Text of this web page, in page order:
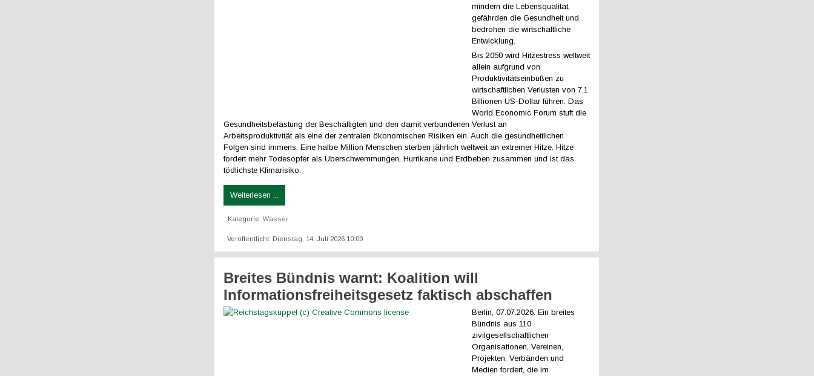
mindern die Lebensqualität,
gefährden die Gesundheit und
bedrohen die wirtschaftliche
Entwicklung.
Bis 2050 wird Hitzestress weltweit
allein aufgrund von
Produktivitätseinbußen zu
wirtschaftlichen Verlusten von 7,1
Billionen US-Dollar führen. Das
World Economic Forum stuft die
Gesundheitsbelastung der Beschäftigten und den damit verbundenen Verlust an
Arbeitsproduktivität als eine der zentralen ökonomischen Risiken ein. Auch die gesundheitlichen
Folgen sind immens. Eine halbe Million Menschen sterben jährlich weltweit an extremer Hitze. Hitze
fordert mehr Todesopfer als Überschwemmungen, Hurrikane und Erdbeben zusammen und ist das
tödlichste Klimarisiko.
Weiterlesen ...
Kategorie:Wasser
Veröffentlicht: Dienstag, 14. Juli 2026 10:00
Breites Bündnis warnt: Koalition will
Informationsfreiheitsgesetz faktisch abschaffen
Berlin, 07.07.2026. Ein breites
Bündnis aus 110
zivilgesellschaftlichen
Organisationen, Vereinen,
Projekten, Verbänden und
Medien fordert, die im